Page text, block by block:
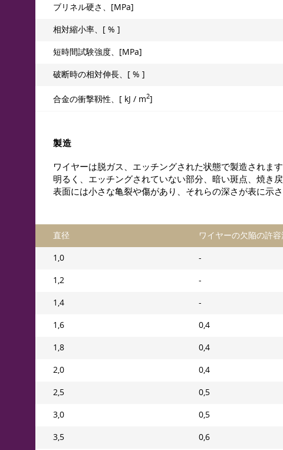
ブリネル硬さ、[MPa]
相対縮小率、[ % ]
短時間試験強度、[MPa]
破断時の相対伸長、[ % ]
合金の衝撃靱性、[ kJ / m2]
製造
ワイヤーは脱ガス、エッチングされた状態で製造されま
明るく、エッチングされていない部分、暗い斑点、焼き
表面には小さな亀裂や傷があり、それらの深さが表に示
直径 ワイヤーの欠陥の許容
1,0 -
1,2 -
1,4 -
1,6 0,4
1,8 0,4
2,0 0,4
2,5 0,5
3,0 0,5
3,5 0,6